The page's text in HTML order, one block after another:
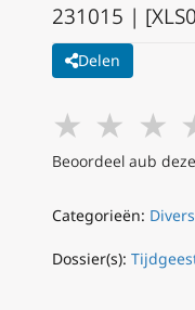
231015 |
Delen
★ ★ ★
Beoordeel aub
Categorieën:
Dossier(s):